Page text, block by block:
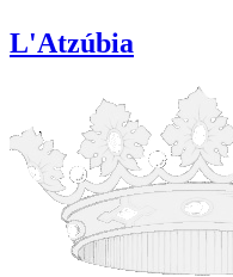
L'Atzúbia